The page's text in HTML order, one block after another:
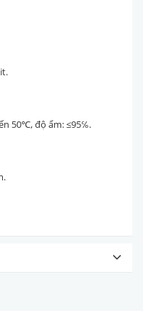
50℃, độ ẩm: ≤95℅.